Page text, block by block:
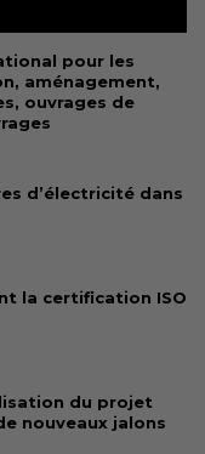
pour les
aménagement,
ouvrages de
d’électricité dans
la certification ISO
du projet
nouveaux jalons